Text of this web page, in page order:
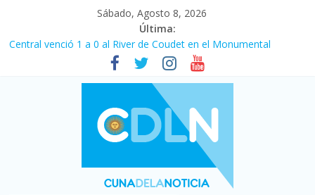
Sábado, Agosto 8, 2026
Última:
Central venció 1 a 0 al River de Coudet en el Monumental
La morosidad alcanzó su nivel más alto en dos décadas y ya
afecta a 400 mil deudores en Santa Fe
Desde que asumió Milei cerraron 41.000 kioscos: el sector
denuncia crisis como en 2001
Vacaciones de invierno con más movimiento y consumo
turístico: 4,6 millones de personas viajaron por el país, un 5,9%
Fuerte caída de la venta de autos usados en julio: bajó un 12,6%